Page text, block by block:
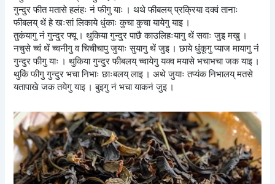
गुन्दु्र फीत मतासे हलंहः नं फीगु याः । थथे फीबलय् प्रक्रिया दक्वं तानाः
फीबलय् थें हे खःसां लिकाये धुंकाः कुचा कुचा यायेगु याइ ।
तुकंयागु नं गुन्दु्र फ्यू । थुकिया गुन्दु्र पाछै काउलिहःयागु थें सवाः जुइ मखु ।
नचुसे च्वं थें च्वनीगु व चिचीचापु जुयाः सुयागु थें जुइ । छाये धुंकूगु प्याज मायागु नं
गुन्दु्र फीगु याः । थुकिया गुन्दु्र फीबलय् च्वायेगु यक्व मयासे भचाभचा जक याइ ।
थुकिं फीगु गुन्दु्र भचा निभाः छाःबलय् लाइ । अथे जुयाः तप्यंक निभालय् मतसे
यतापाखे जक तयेगु याइ । बुइगु नं भचा याकनं जुइ ।